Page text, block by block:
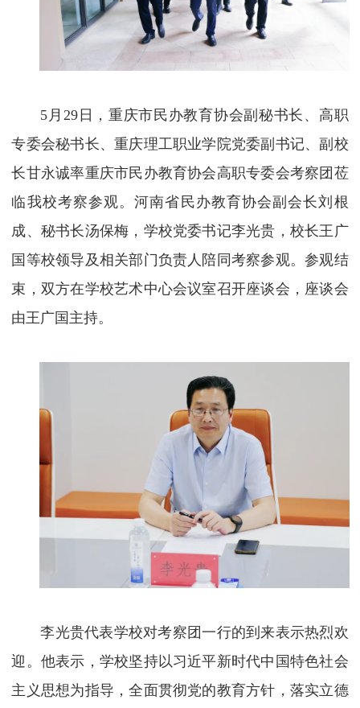
5月29日， 重庆市民办教育协会副秘书长、高职
专委会秘书长、重庆理工职业学院党委副书记、副校
长甘永诚率重庆市民办教育协会高职专委会考察团莅
临我校考察参观。河南省民办教育协会副会长刘根
成、 秘书长汤保梅， 学校党委书记李光贵，校长王广
国等校领导及相关部门负责人陪同考察参观。参观结
束，双方在学校艺术中心会议室召开座谈会，座谈会
由王广国主持。
李光贵代表学校对考察团一行的到来表示热烈欢
迎。他表示，学校坚持以习近平新时代中国特色社会
主义思想为指导，全面贯彻党的教育方针，落实立德